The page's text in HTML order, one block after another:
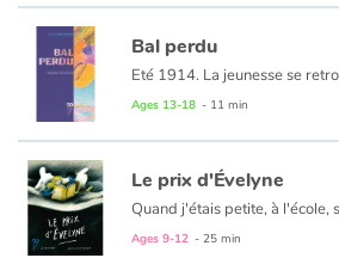
Blog
Learn french with Storyplay'r
French book lists for children
Reading for children
Bal perdu
Ages 13-18 - 11 min
Le prix d'Évelyne
Ages 9-12 - 25 min